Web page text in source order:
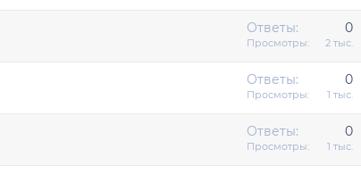
Ответы 0
Просмотры 2 тыс.
Ответы 0
Просмотры 1 тыс.
Ответы 0
Просмотры 1 тыс.